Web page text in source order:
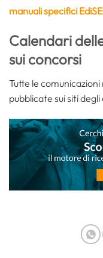
manuali specifici
Calendari
sui concorsi
Tutte le
pubblicate sui siti